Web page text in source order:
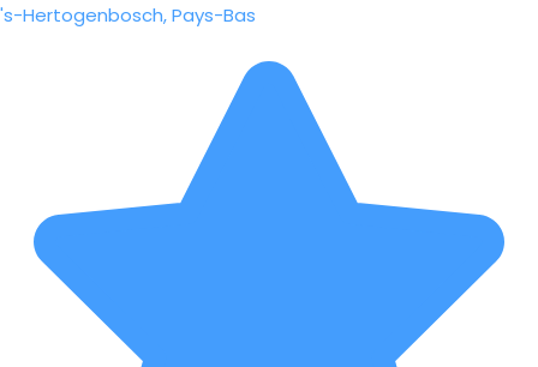
's-Hertogenbosch, Pays-Bas